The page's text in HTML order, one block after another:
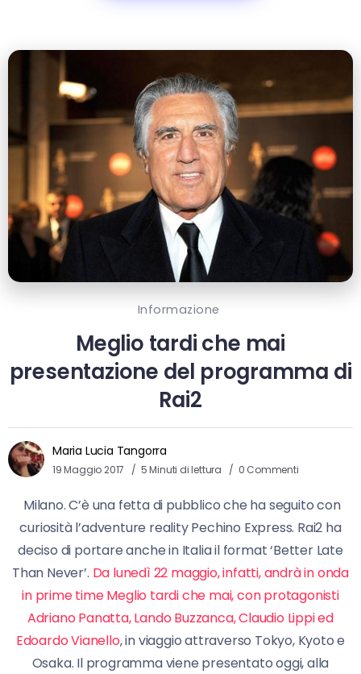
Informazione
Meglio tardi che mai
presentazione del programma di
Rai2
Maria Lucia Tangorra
19 Maggio 2017 5 Minuti di lettura 0 Commenti
Milano. C’è una fetta di pubblico che ha seguito con
curiosità l’adventure reality Pechino Express. Rai2 ha
deciso di portare anche in Italia il format ‘Better Late
Than Never’. Da lunedì 22 maggio, infatti, andrà in onda
in prime time Meglio tardi che mai, con protagonisti
Adriano Panatta, Lando Buzzanca, Claudio Lippi ed
Edoardo Vianello, in viaggio attraverso Tokyo, Kyoto e
Osaka. Il programma viene presentato oggi, alla